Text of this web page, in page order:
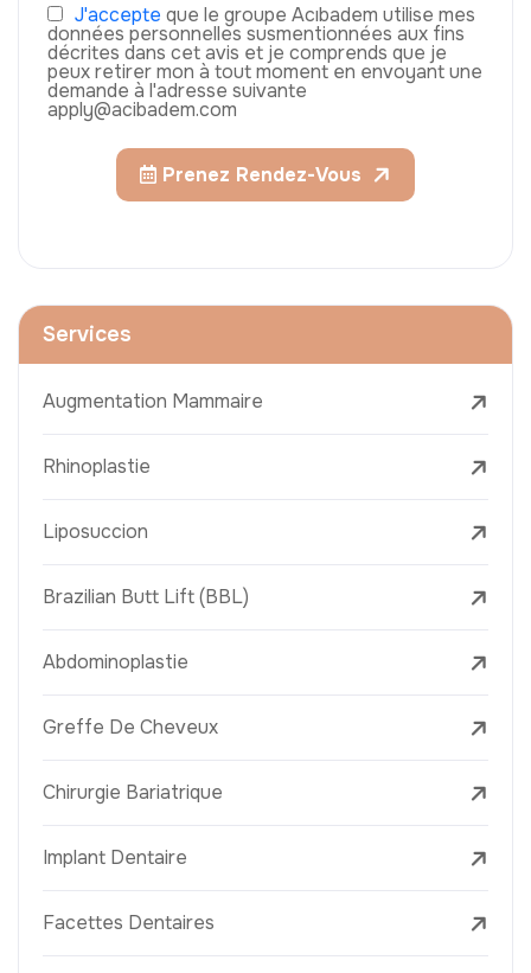
J'accepte que le groupe Acıbadem utilise mes
données personnelles susmentionnées aux fins
décrites dans cet avis et je comprends que je
peux retirer mon à tout moment en envoyant une
demande à l'adresse suivante
apply@acibadem.com
Prenez Rendez-Vous
Services
Augmentation Mammaire
Rhinoplastie
Liposuccion
Brazilian Butt Lift (BBL)
Abdominoplastie
Greffe De Cheveux
Chirurgie Bariatrique
Implant Dentaire
Facettes Dentaires